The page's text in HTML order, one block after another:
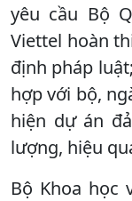
yêu cầu Bộ
Viettel hoàn
định pháp
hợp với bộ,
hiện dự án
lượng, hiệu
Bộ Khoa học